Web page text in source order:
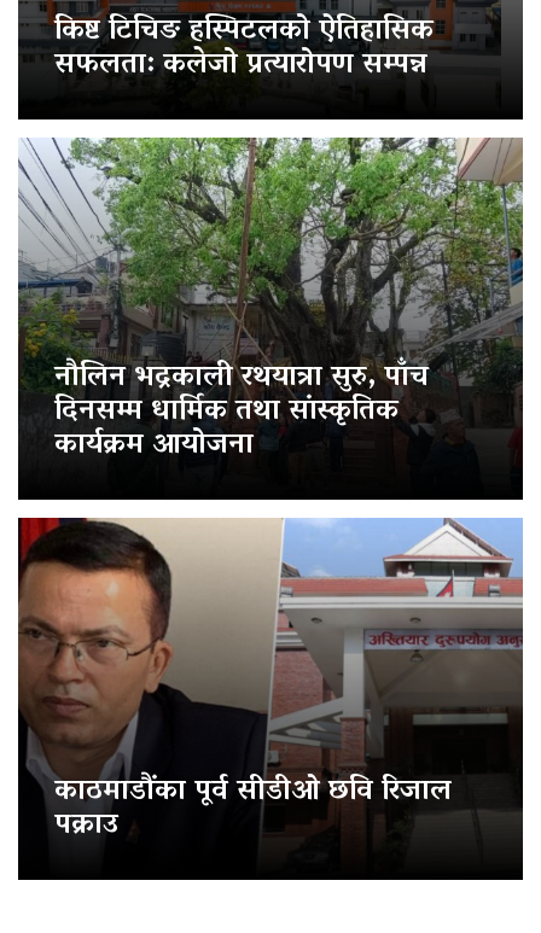
किष्ट टिचिङ हस्पिटलको ऐतिहासिक
सफलता: कलेजो प्रत्यारोपण सम्पन्न
नौलिन भद्रकाली रथयात्रा सुरु, पाँच
दिनसम्म धार्मिक तथा सांस्कृतिक
कार्यक्रम आयोजना
काठमाडौंका पूर्व सीडीओ छवि रिजाल
पक्राउ